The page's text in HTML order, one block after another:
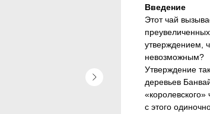
Введение
Этот чай
утверждением,
невозможным?
Утверждение
деревьев
с этого